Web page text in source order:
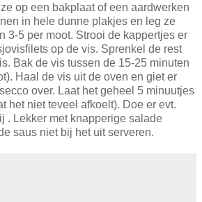
op een bakplaat of een aardwerken
in hele dunne plakjes en leg ze
3-5 per moot. Strooi de kappertjes er
op de vis. Sprenkel de rest
Bak de vis tussen de 15-25 minuten
Haal de vis uit de oven en giet er
over. Laat het geheel 5 minuutjes
het niet teveel afkoelt). Doe er evt.
. Lekker met knapperige salade
saus niet bij het uit serveren.